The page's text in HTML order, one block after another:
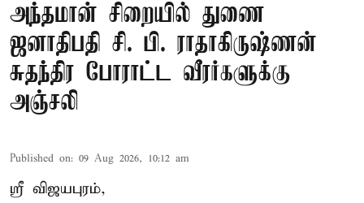
அந்தமான் சிறையில் துணை
ஜனாதிபதி சி. பி. ராதாகிருஷ்ணன்
சுதந்திர போராட்ட வீரர்களுக்கு
அஞ்சலி
Published on: 09 Aug 2026, 10:12 am
ஸ்ரீ விஜயபுரம்,